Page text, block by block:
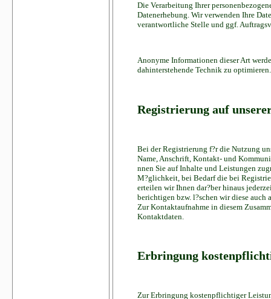
Die Verarbeitung Ihrer
Datenerhebung. Wir verwenden Ihre
verantwortliche Stelle und ggf.
Anonyme Informationen dieser Art
dahinterstehende Technik zu optimieren.
Registrierung auf
Bei der Registrierung f?r die Nutzung
Name, Anschrift, Kontakt- und
nnen Sie auf Inhalte und Leistungen
M?glichkeit, bei Bedarf die bei
erteilen wir Ihnen dar?ber hinaus
berichtigen bzw. l?schen wir diese auch
Zur Kontaktaufnahme in diesem
Kontaktdaten.
Erbringung
Zur Erbringung kostenpflichtiger